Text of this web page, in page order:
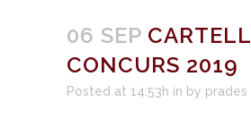
06 SEP CARTELL
CONCURS 2019
Posted at 14:53h in by prades